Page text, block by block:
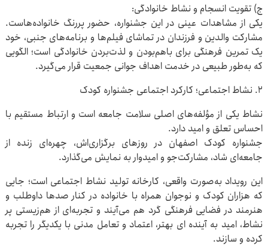
ج) تقویت انسجام و نشاط خانوادگی:
یکی از مشاهدات عینی در این جشنواره، حضور پررنگ خانواده‌هاست.
مشارکت والدین و فرزندان در تماشای فیلم‌ها و برنامه‌های جنبی، خود
یک تمرین فرهنگی برای باهم‌بودن و لذت‌بردن خانوادگی است؛ الگویی
که به‌طور طبیعی در خدمت اهداف جوانی جمعیت قرار می‌گیرد.
۲. نشاط اجتماعی؛ کارکرد اجتماعی جشنواره کودک
نشاط یکی از مؤلفه‌های اصلی سلامت جامعه است و ارتباط مستقیم با
احساس تعلق و امید دارد.
جشنواره کودک اصفهان در روزهای برگزاری‌اش، چهره‌ای زنده از
جامعه‌ای شاد، مشارکت‌جو و امیدوار به نمایش می‌گذارد.
این رویداد به‌صورت واقعی، کارخانه تولید نشاط اجتماعی است؛ جایی
که هزاران کودک و نوجوان همراه با خانواده در کنار صدها داوطلب و
هنرمند در فضایی فرهنگی گرد هم می‌آیند و تجربه‌ای از هم‌زیستی پر
نشاط، امید به آینده ای بهتر، اعتماد و تعامل مدنی با یکدیگر را تجربه‌
کرده و ‌سازند.